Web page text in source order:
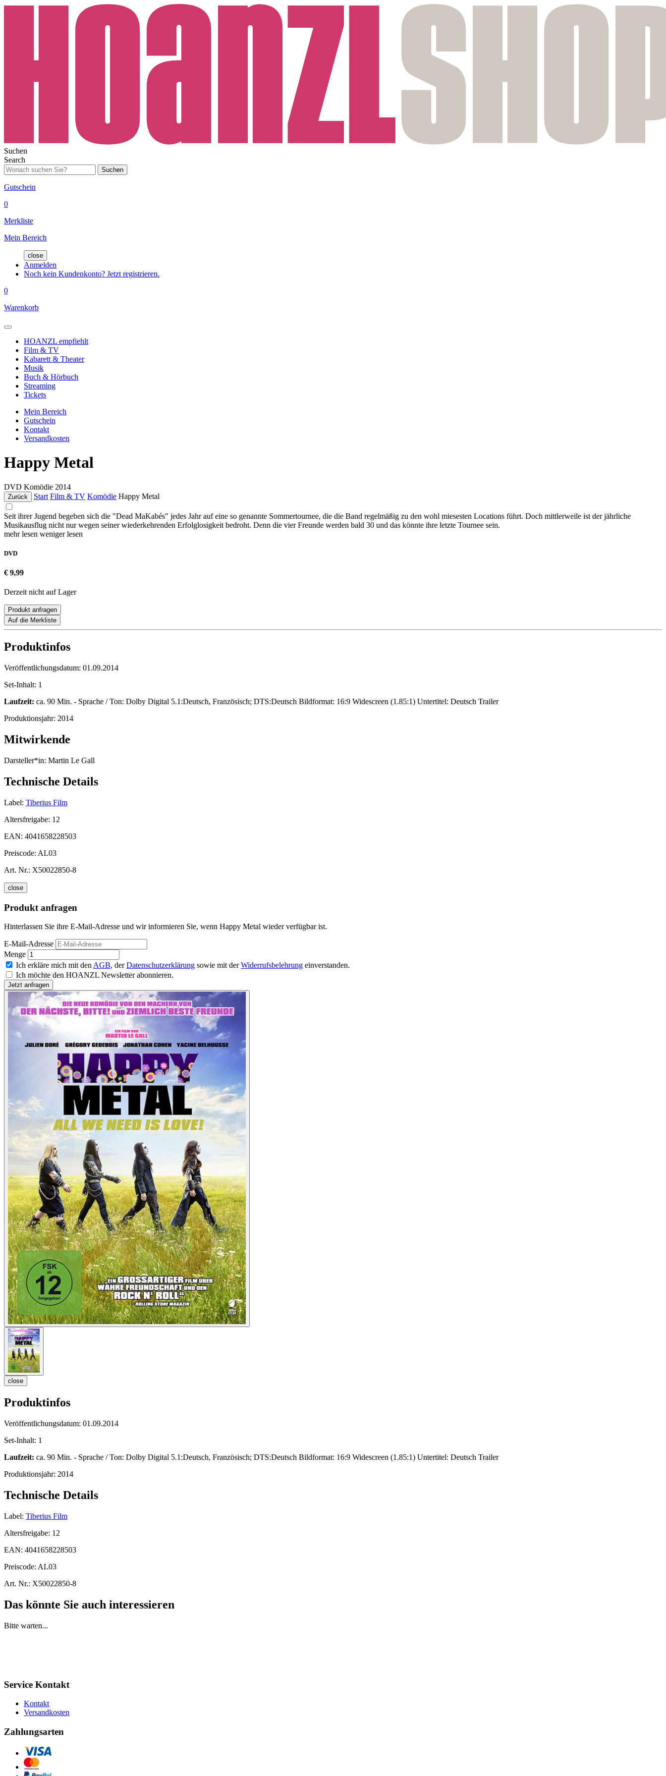
Suchen
Search
Suchen
Gutschein
0
Merkliste
Mein Bereich
close
Anmelden
Noch kein Kundenkonto? Jetzt registrieren.
0
Warenkorb
HOANZL empfiehlt
Film & TV
Kabarett & Theater
Musik
Buch & Hörbuch
Streaming
Tickets
Mein Bereich
Gutschein
Kontakt
Versandkosten
Happy Metal
DVD Komödie 2014
Zurück Start Film & TV Komödie Happy Metal
Seit ihrer Jugend begeben sich die "Dead MaKabés" jedes Jahr auf eine so genannte Sommertournee, die die Band regelmäßig zu den wohl miesesten Locations führt. Doch mittlerweile ist der jährliche
Musikausflug nicht nur wegen seiner wiederkehrenden Erfolglosigkeit bedroht. Denn die vier Freunde werden bald 30 und das könnte ihre letzte Tournee sein.
mehr lesen weniger lesen
DVD
€ 9,99
Derzeit nicht auf Lager
Produkt anfragen
Auf die Merkliste
Produktinfos
Veröffentlichungsdatum: 01.09.2014
Set-Inhalt: 1
Laufzeit: ca. 90 Min. - Sprache / Ton: Dolby Digital 5.1:Deutsch, Französisch; DTS:Deutsch Bildformat: 16:9 Widescreen (1.85:1) Untertitel: Deutsch Trailer
Produktionsjahr: 2014
Mitwirkende
Darsteller*in: Martin Le Gall
Technische Details
Label: Tiberius Film
Altersfreigabe: 12
EAN: 4041658228503
Preiscode: AL03
Art. Nr.: X50022850-8
close
Produkt anfragen
Hinterlassen Sie ihre E-Mail-Adresse und wir informieren Sie, wenn Happy Metal wieder verfügbar ist.
E-Mail-Adresse
Menge
Ich erkläre mich mit den AGB, derDatenschutzerklärung sowie mit derWiderrufsbelehrung einverstanden.
Ich möchte den HOANZL Newsletter abonnieren.
close
Produktinfos
Veröffentlichungsdatum: 01.09.2014
Set-Inhalt: 1
Laufzeit: ca. 90 Min. - Sprache / Ton: Dolby Digital 5.1:Deutsch, Französisch; DTS:Deutsch Bildformat: 16:9 Widescreen (1.85:1) Untertitel: Deutsch Trailer
Produktionsjahr: 2014
Technische Details
Label: Tiberius Film
Altersfreigabe: 12
EAN: 4041658228503
Preiscode: AL03
Art. Nr.: X50022850-8
Das könnte Sie auch interessieren
Bitte warten...
Service Kontakt
Kontakt
Versandkosten
Zahlungsarten